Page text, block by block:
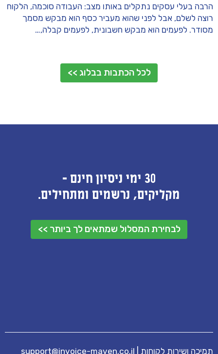
הרבה בעלי עסקים נתקלים באותו מצב: העבודה סוכמה, הלקוח
רוצה לשלם, אבל לפני שהוא מעביר כסף הוא מבקש מסמך
מסודר. לפעמים הוא מבקש חשבונית, לפעמים קבלה,…
לכל הכתבות בבלוג >>
30 ימי ניסיון חינם -
מקליקים, נרשמים ומתחילים.
לבחירת המסלול שמתאים לך ביותר >>
תמיכה ושירות לקוחות support@invoice-maven.co.il